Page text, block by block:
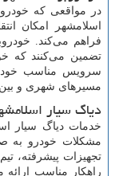
در مواقعی که
اسلامشهر امکان
فراهم می‌کند.
تضمین می‌کنند که
سرویس مناسب
مسیرهای شهری و
دیاگ سیار
خدمات دیاگ سیار
مشکلات خودرو به
تجهیزات پیشرفته،
راهکار مناسب